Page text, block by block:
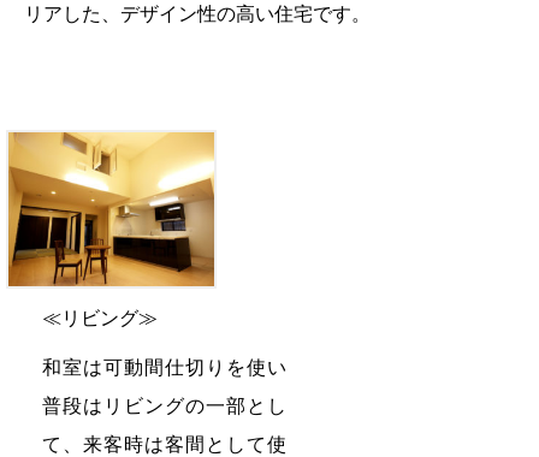
リアした、デザイン性の高い住宅です。
≪リビング≫
和室は可動間仕切りを使い
普段はリビングの一部とし
て、来客時は客間として使